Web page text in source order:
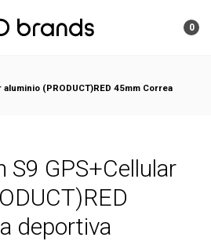
0
(PRODUCT)RED 45mm Correa
S9 GPS+Cellular
deportiva